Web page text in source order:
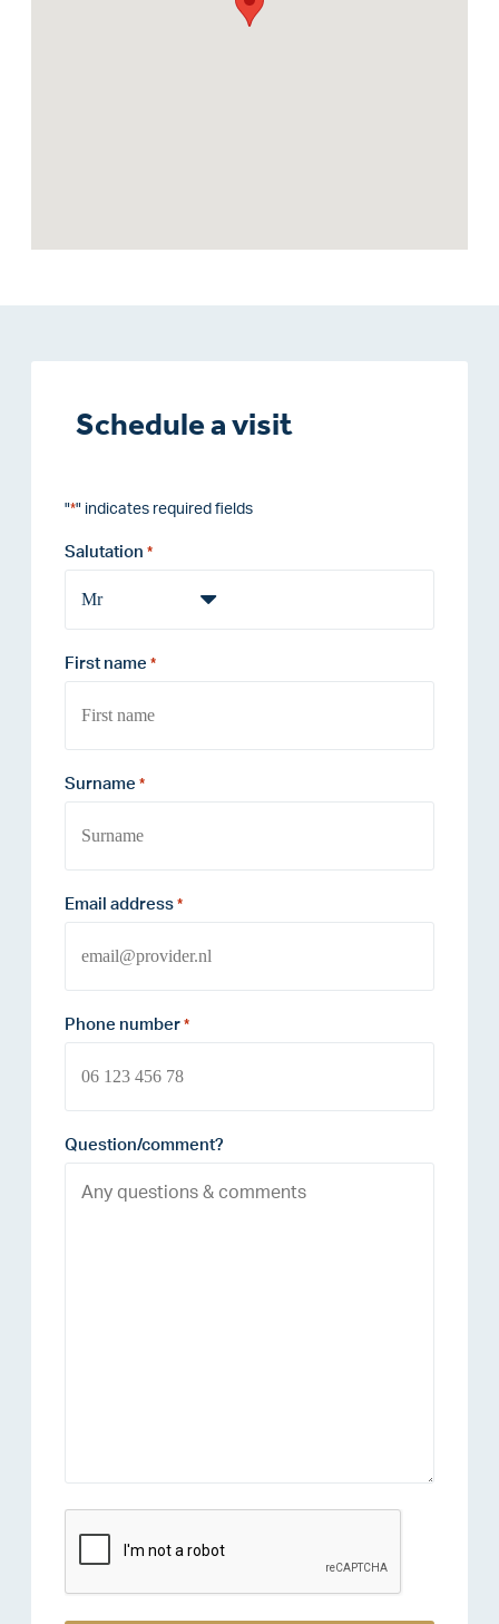
Schedule a visit
"*" indicates required fields
Salutation *
First name *
Surname *
Email address *
Phone number *
Question/comment?